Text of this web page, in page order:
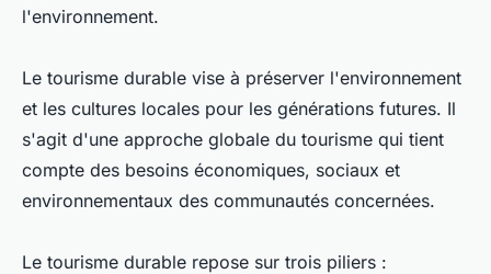
l'environnement.
Le tourisme durable vise à préserver l'environnement
et les cultures locales pour les générations futures. Il
s'agit d'une approche globale du tourisme qui tient
compte des besoins économiques, sociaux et
environnementaux des communautés concernées.
Le tourisme durable repose sur trois piliers :